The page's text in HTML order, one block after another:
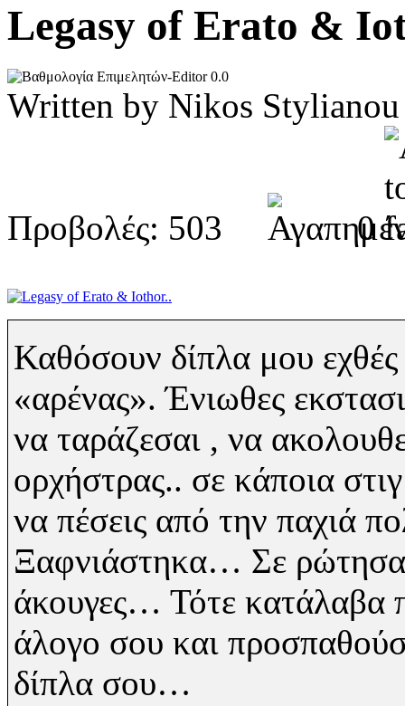
Legasy of Erato &
0.0
Written by Nikos
Προβολές: 503 0
Καθόσουν δίπλα μου εχθές
«αρένας». Ένιωθες
να ταράζεσαι , να
ορχήστρας.. σε κάποια
να πέσεις από την παχιά
Ξαφνιάστηκα… Σε
άκουγες… Τότε κατάλαβα
άλογο σου και
δίπλα σου…